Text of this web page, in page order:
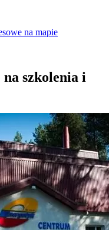
na mapie
szkolenia i